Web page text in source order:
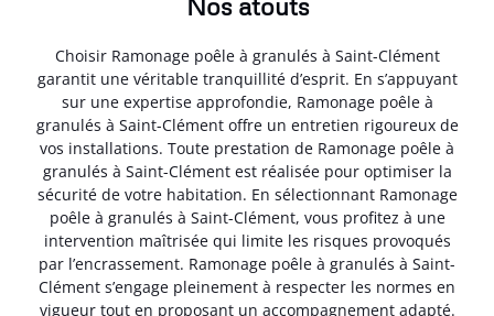
Choisir Ramonage poêle à granulés à Saint-Clément
garantit une véritable tranquillité d’esprit. En s’appuyant
sur une expertise approfondie, Ramonage poêle à
granulés à Saint-Clément offre un entretien rigoureux de
vos installations. Toute prestation de Ramonage poêle à
granulés à Saint-Clément est réalisée pour optimiser la
sécurité de votre habitation. En sélectionnant Ramonage
poêle à granulés à Saint-Clément, vous profitez à une
intervention maîtrisée qui limite les risques provoqués
par l’encrassement. Ramonage poêle à granulés à Saint-
Clément s’engage pleinement à respecter les normes en
vigueur tout en proposant un accompagnement adapté.